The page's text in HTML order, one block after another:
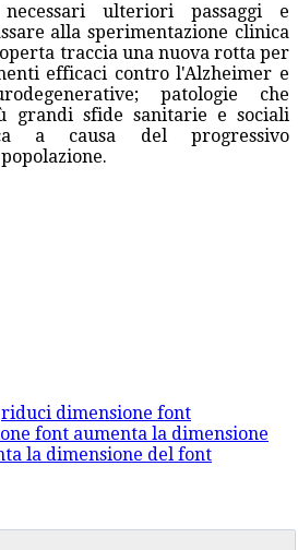
ulteriori passaggi e
alla sperimentazione clinica
traccia una nuova rotta per
efficaci contro l'Alzheimer e
patologie che
grandi sfide sanitarie e sociali
a causa del progressivo
riduci dimensione font
aumenta la dimensione